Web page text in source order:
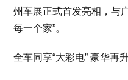
州车展正式首发亮相，与
每一个家”。
全车同享“大彩电” 豪华再